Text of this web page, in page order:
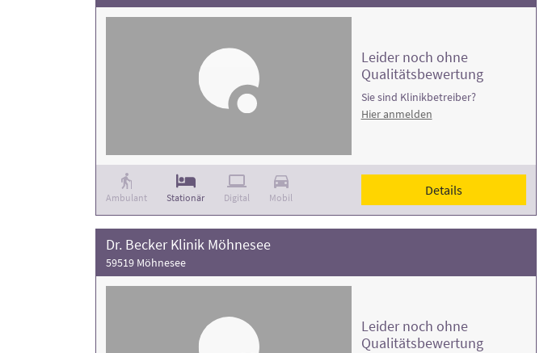
Ambulant Stationär Digital Mobil
Leider noch ohne
Qualitätsbewertung
Sie sind Klinikbetreiber?
Hier anmelden
Details
Dr. Becker Klinik Möhnesee
59519 Möhnesee
Leider noch ohne
Qualitätsbewertung